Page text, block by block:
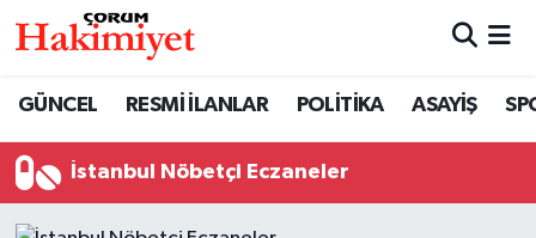
GÜNCEL RESMİ İLANLAR POLİTİKA ASAYİŞ
İstanbul Nöbetçi Eczaneler
Nöbetçi Eczaneler